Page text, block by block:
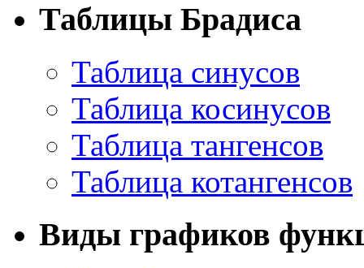
Таблицы Брадиса
Таблица синусов
Таблица косинусов
Таблица тангенсов
Таблица котангенсов
Виды графиков